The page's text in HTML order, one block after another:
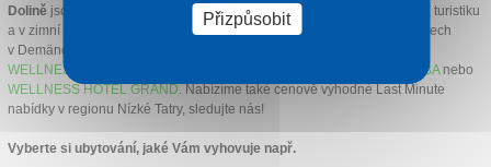
Dolině jsou Vám plně k dispozici pro Vaši pohodovou dovolenou, relax, turistiku
a v zimní sezóně pro lyžování. Ubytujte se v těch nejoblíbenějších hotelech
v Demänovské dolině jako
WELLNESS HOTEL CHOPOK
SKI & WELLNESS REZIDENCE DRUŽBAnebo
WELLNESS HOTEL GRAND. Nabízíme také cenově výhodné Last Minute
nabídky v regionu Nízké Tatry, sledujte nás!
Vyberte si ubytování, jaké Vám vyhovuje např.
Přizpůsobit